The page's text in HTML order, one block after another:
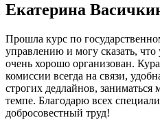
Екатерина
Прошла курс по
управлению и могу сказать,
очень хорошо организован.
комиссии всегда на связи,
строгих дедлайнов,
темпе. Благодарю всех
добросовестный труд!